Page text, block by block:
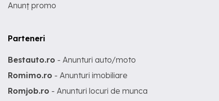
Anunț promo
Parteneri
Bestauto.ro - Anunturi auto/moto
Romimo.ro - Anunturi imobiliare
Romjob.ro - Anunturi locuri de munca